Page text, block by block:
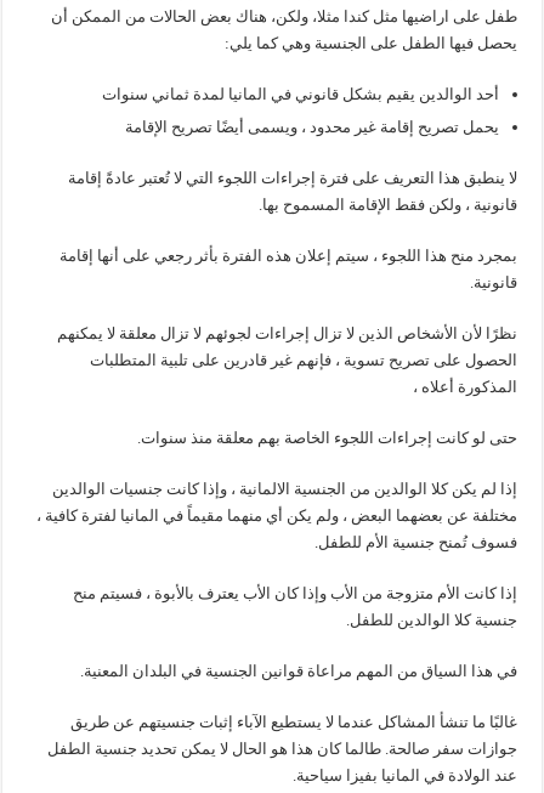
طفل على اراضيها مثل كندا مثلا، ولكن، هناك بعض الحالات من الممكن أن
يحصل فيها الطفل على الجنسية وهي كما يلي:
أحد الوالدين يقيم بشكل قانوني في المانيا لمدة ثماني سنوات
يحمل تصريح إقامة غير محدود ، ويسمى أيضًا تصريح الإقامة
لا ينطبق هذا التعريف على فترة إجراءات اللجوء التي لا تُعتبر عادةً إقامة
قانونية ، ولكن فقط الإقامة المسموح بها.
بمجرد منح هذا اللجوء ، سيتم إعلان هذه الفترة بأثر رجعي على أنها إقامة
قانونية.
نظرًا لأن الأشخاص الذين لا تزال إجراءات لجوئهم لا تزال معلقة لا يمكنهم
الحصول على تصريح تسوية ، فإنهم غير قادرين على تلبية المتطلبات
المذكورة أعلاه ،
حتى لو كانت إجراءات اللجوء الخاصة بهم معلقة منذ سنوات.
إذا لم يكن كلا الوالدين من الجنسية الالمانية ، وإذا كانت جنسيات الوالدين
مختلفة عن بعضهما البعض ، ولم يكن أي منهما مقيماً في المانيا لفترة كافية ،
فسوف تُمنح جنسية الأم للطفل.
إذا كانت الأم متزوجة من الأب وإذا كان الأب يعترف بالأبوة ، فسيتم منح
جنسية كلا الوالدين للطفل.
في هذا السياق من المهم مراعاة قوانين الجنسية في البلدان المعنية.
غالبًا ما تنشأ المشاكل عندما لا يستطيع الآباء إثبات جنسيتهم عن طريق
جوازات سفر صالحة. طالما كان هذا هو الحال لا يمكن تحديد جنسية الطفل
عند الولادة في المانيا بفيزا سياحية.